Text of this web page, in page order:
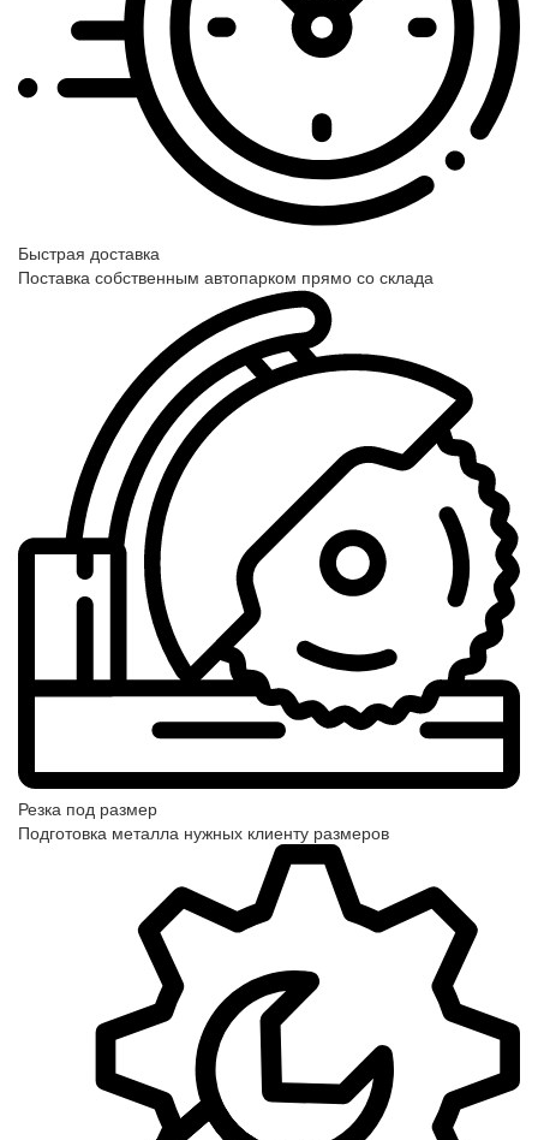
Быстрая доставка
Поставка собственным автопарком прямо со склада
Резка под размер
Подготовка металла нужных клиенту размеров